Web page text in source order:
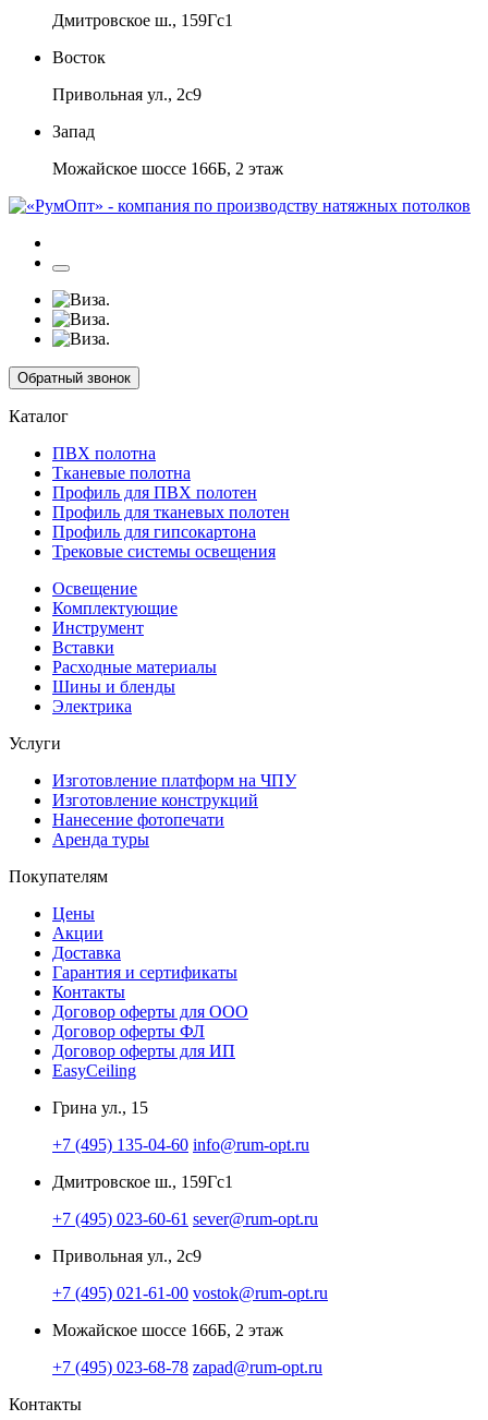
Дмитровское ш., 159Гс1
Восток
Привольная ул., 2с9
Запад
Можайское шоссе 166Б, 2 этаж
Обратный звонок
Каталог
ПВХ полотна
Тканевые полотна
Профиль для ПВХ полотен
Профиль для тканевых полотен
Профиль для гипсокартона
Трековые системы освещения
Освещение
Комплектующие
Инструмент
Вставки
Расходные материалы
Шины и бленды
Электрика
Услуги
Изготовление платформ на ЧПУ
Изготовление конструкций
Нанесение фотопечати
Аренда туры
Покупателям
Цены
Акции
Доставка
Гарантия и сертификаты
Контакты
Договор оферты для ООО
Договор оферты ФЛ
Договор оферты для ИП
EasyCeiling
Грина ул., 15
+7 (495) 135-04-60 info@rum-opt.ru
Дмитровское ш., 159Гс1
+7 (495) 023-60-61 sever@rum-opt.ru
Привольная ул., 2с9
+7 (495) 021-61-00 vostok@rum-opt.ru
Можайское шоссе 166Б, 2 этаж
+7 (495) 023-68-78 zapad@rum-opt.ru
Контакты